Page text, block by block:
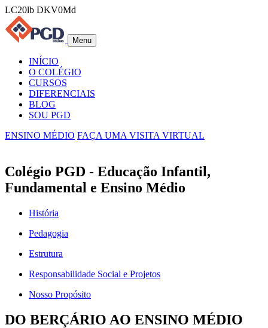
LC20lb DKV0Md
Menu
INÍCIO
O COLÉGIO
CURSOS
DIFERENCIAIS
BLOG
SOU PGD
ENSINO MÉDIO FAÇA UMA VISITA VIRTUAL
Colégio PGD - Educação Infantil,
Fundamental e Ensino Médio
História
Pedagogia
Estrutura
Responsabilidade Social e Projetos
Nosso Propósito
DO BERÇÁRIO AO ENSINO MÉDIO